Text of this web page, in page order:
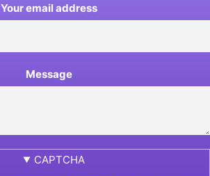
Your email address
Message
CAPTCHA